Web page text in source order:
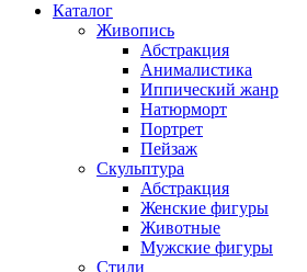
Каталог
Живопись
Абстракция
Анималистика
Иппический жанр
Натюрморт
Портрет
Пейзаж
Скульптура
Абстракция
Женские фигуры
Животные
Мужские фигуры
Стили